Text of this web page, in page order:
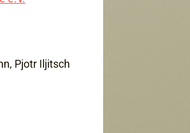
Pjotr Iljitsch